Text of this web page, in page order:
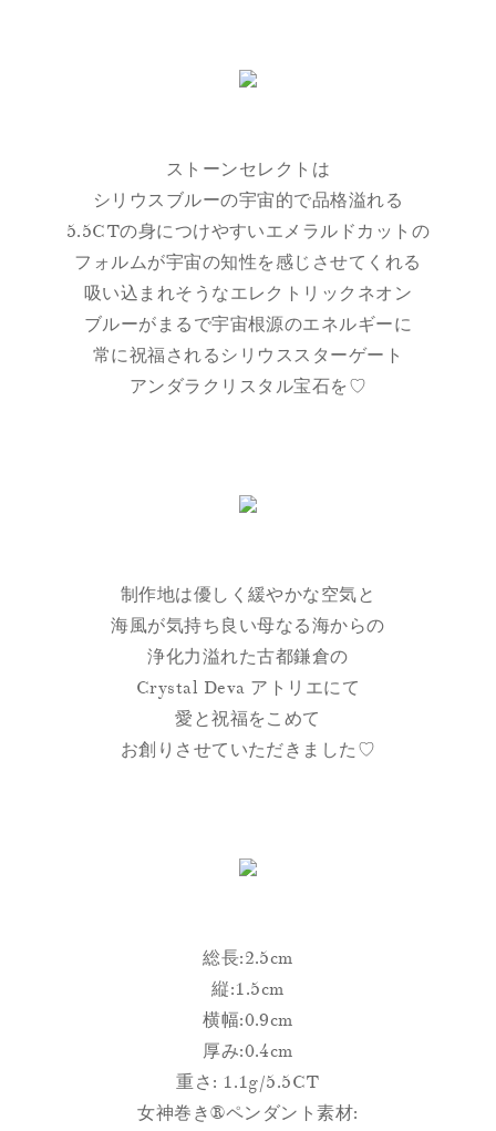
ストーンセレクトは
シリウスブルーの宇宙的で品格溢れる
5.5CTの身につけやすいエメラルドカットの
フォルムが宇宙の知性を感じさせてくれる
吸い込まれそうなエレクトリックネオン
ブルーがまるで宇宙根源のエネルギーに
常に祝福されるシリウススターゲート
アンダラクリスタル宝石を♡
制作地は優しく緩やかな空気と
海風が気持ち良い母なる海からの
浄化力溢れた古都鎌倉の
Crystal Deva アトリエにて
愛と祝福をこめて
お創りさせていただきました♡
総長:2.5cm
縦:1.5cm
横幅:0.9cm
厚み:0.4cm
重さ: 1.1g/5.5CT
女神巻き®︎ペンダント素材: